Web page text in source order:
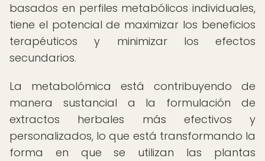
basados en perfiles metabólicos individuales,
tiene el potencial de maximizar los beneficios
terapéuticos y minimizar los efectos
secundarios.
La metabolómica está contribuyendo de
manera sustancial a la formulación de
extractos herbales más efectivos y
personalizados, lo que está transformando la
forma en que se utilizan las plantas